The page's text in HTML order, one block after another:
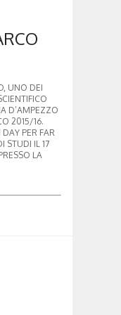
UNO DEI
D’AMPEZZO
2015/16.
PER FAR
STUDI IL 17
LA